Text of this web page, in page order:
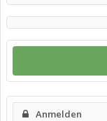
Anmelden